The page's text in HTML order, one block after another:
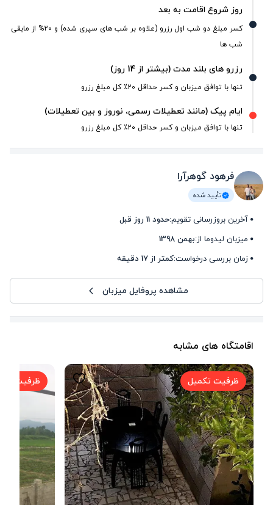
روز شروع اقامت به بعد
کسر مبلغ دو شب اول رزرو (علاوه بر شب های سپری شده) و 20% از مابقی
شب ها
رزرو های بلند مدت (بیشتر از 14 روز)
تنها با توافق میزبان و کسر حداقل ۲۰٪ کل مبلغ رزرو
ایام پیک (مانند تعطیلات رسمی، نوروز و بین تعطیلات)
تنها با توافق میزبان و کسر حداقل ۲۰٪ کل مبلغ رزرو
فرهود گوهرآرا
تأیید شده
آخرین بروزرسانی تقویم:حدود 11 روز قبل
میزبان لیدوما از:بهمن 1398
زمان بررسی درخواست:کمتر از 17 دقیقه
مشاهده پروفایل میزبان
اقامتگاه های مشابه
ظرفیت تکمیل ظرفیت